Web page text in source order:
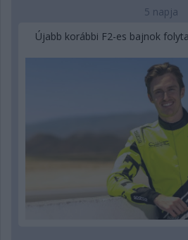
5 napja
Újabb korábbi F2-es bajnok